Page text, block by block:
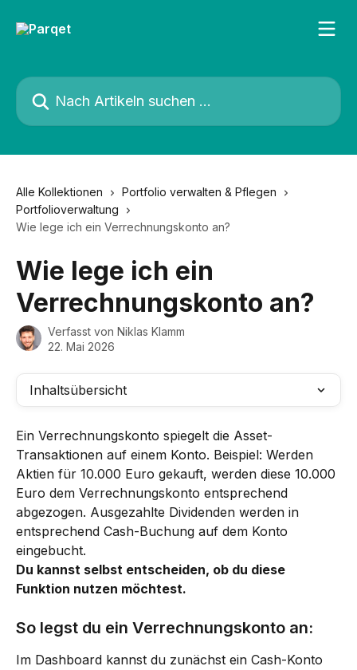
Nach Artikeln suchen …
Alle Kollektionen
Portfolio verwalten & Pflegen
Portfolioverwaltung
Wie lege ich ein Verrechnungskonto an?
Wie lege ich ein
Verrechnungskonto an?
Verfasst von Niklas Klamm
22. Mai 2026
Inhaltsübersicht
Ein Verrechnungskonto spiegelt die Asset-
Transaktionen auf einem Konto. Beispiel: Werden
Aktien für 10.000 Euro gekauft, werden diese 10.000
Euro dem Verrechnungskonto entsprechend
abgezogen. Ausgezahlte Dividenden werden in
entsprechend Cash-Buchung auf dem Konto
eingebucht.
Du kannst selbst entscheiden, ob du diese
Funktion nutzen möchtest.
So legst du ein Verrechnungskonto an:
Im Dashboard kannst du zunächst ein Cash-Konto